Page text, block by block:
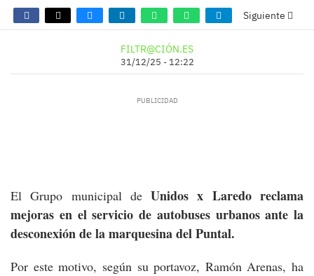
Siguiente
FILTR@CIÓN.ES
31/12/25 - 12:22
El Grupo municipal deUnidos x Laredo reclama
mejoras en el servicio de autobuses urbanos ante la
desconexión de la marquesina del Puntal.
Por este motivo, según su portavoz, Ramón Arenas, ha